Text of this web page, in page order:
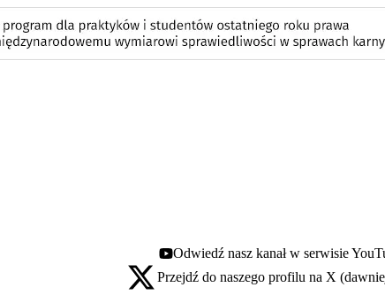
Youtube - otwiera się w nowej karcie
Odwiedź nasz kanał w serwisie
X - otwiera się w nowej karcie
Przejdź do naszego profilu na X